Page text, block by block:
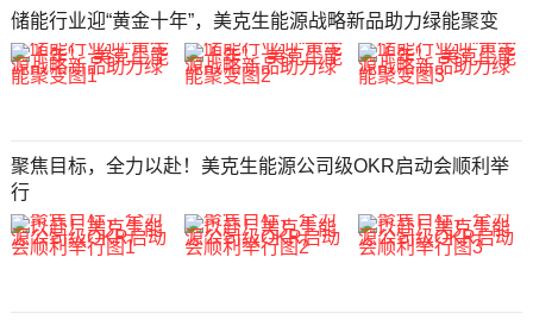
储能行业迎“黄金十年”，美克生能源战略新品助力绿能聚变
聚焦目标，全力以赴！美克生能源公司级OKR启动会顺利举
行